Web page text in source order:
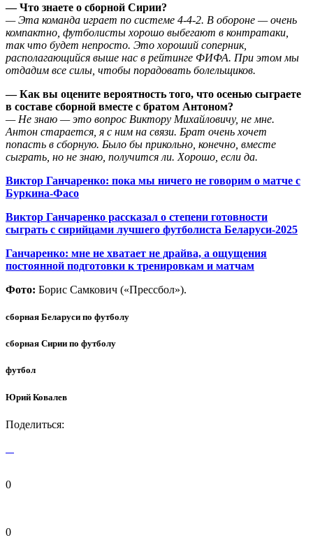
— Что знаете о сборной Сирии?
— Эта команда играет по системе 4-4-2. В обороне — очень
компактно, футболисты хорошо выбегают в контратаки,
так что будет непросто. Это хороший соперник,
располагающийся выше нас в рейтинге ФИФА. При этом мы
отдадим все силы, чтобы порадовать болельщиков.
— Как вы оцените вероятность того, что осенью сыграете
в составе сборной вместе с братом Антоном?
— Не знаю — это вопрос Виктору Михайловичу, не мне.
Антон старается, я с ним на связи. Брат очень хочет
попасть в сборную. Было бы прикольно, конечно, вместе
сыграть, но не знаю, получится ли. Хорошо, если да.
Виктор Ганчаренко: пока мы ничего не говорим о матче с
Буркина-Фасо
Виктор Ганчаренко рассказал о степени готовности
сыграть с сирийцами лучшего футболиста Беларуси-2025
Ганчаренко: мне не хватает не драйва, а ощущения
постоянной подготовки к тренировкам и матчам
Фото: Борис Самкович («Прессбол»).
сборная Беларуси по футболу
сборная Сирии по футболу
футбол
Юрий Ковалев
Поделиться:
0
0